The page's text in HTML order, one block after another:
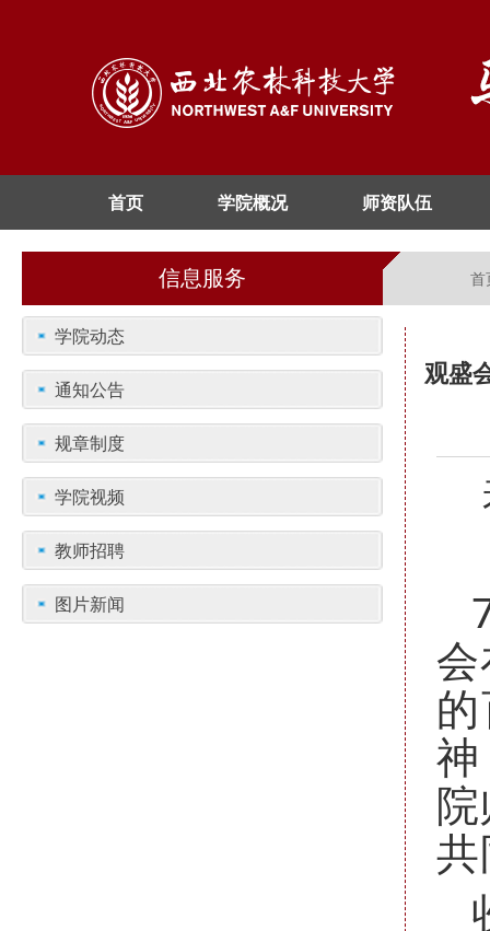
首页 学院概况 师资队伍
信息服务 首
学院动态
通知公告
规章制度
学院视频
教师招聘
图片新闻
观盛